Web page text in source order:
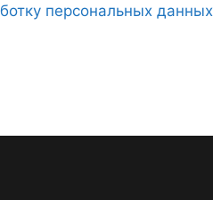
персональных данных